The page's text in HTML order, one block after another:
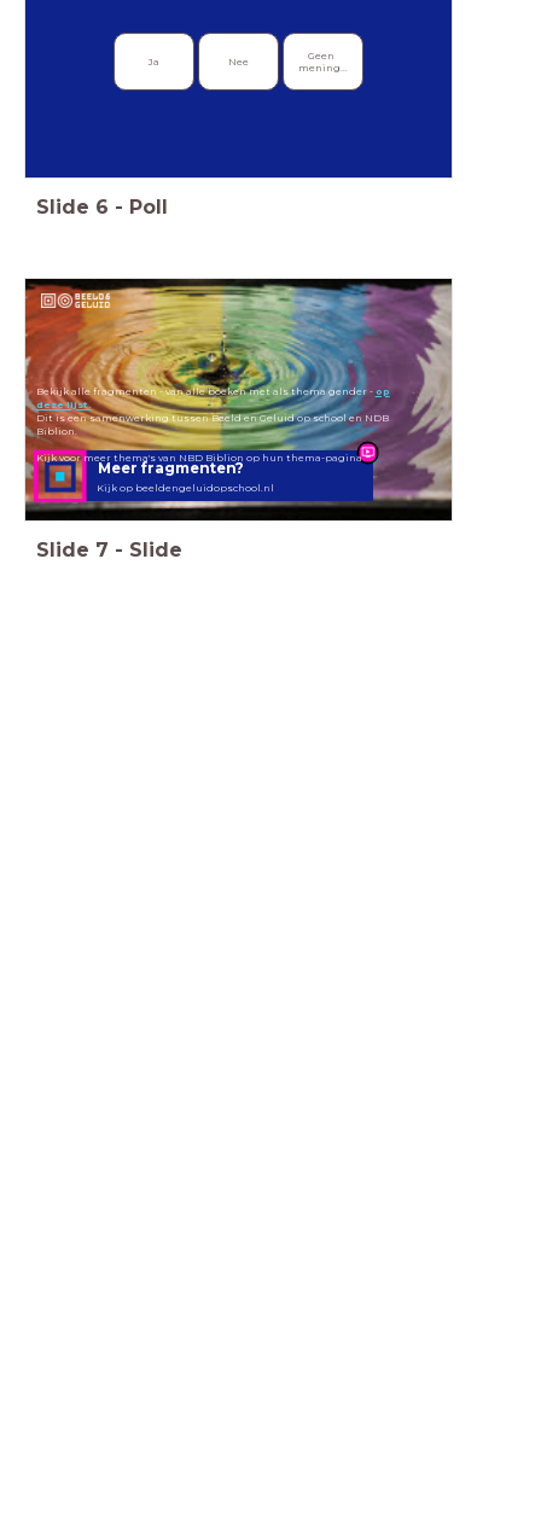
Ja Nee
Geen
mening...
Slide 6 - Poll
Meer fragmenten?
Kijk op beeldengeluidopschool.nl
Bekijk alle fragmenten - van alle boeken met als thema gender - op
deze lijst.
Dit is een samenwerking tussen Beeld en Geluid op school en NDB
Biblion.
Kijk voor meer thema's van NBD Biblion op hun thema-pagina
Slide 7 - Slide